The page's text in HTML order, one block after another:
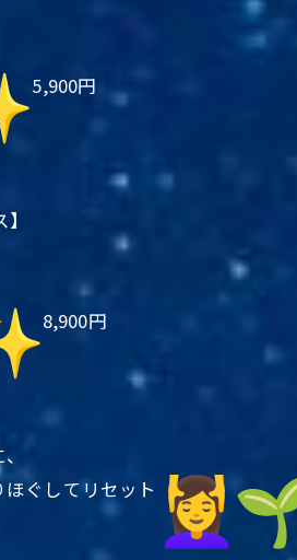
5,900円
8,900円
ぐしてリセット